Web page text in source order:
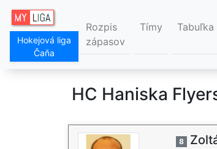
Hokejová liga
Čaňa
Rozpis
zápasov
Tímy Tabuľka
HC Haniska
8